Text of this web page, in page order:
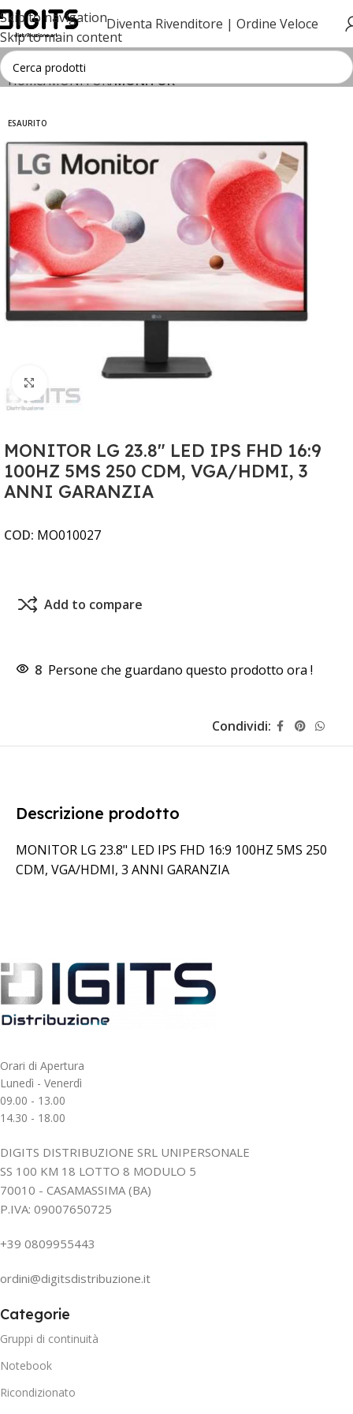
Skip to navigation
Skip to main content
Diventa Rivenditore | Ordine Veloce
Home MONITOR MONITOR
ESAURITO
Clicca per ingrandire
MONITOR LG 23.8" LED IPS FHD 16:9
100HZ 5MS 250 CDM, VGA/HDMI, 3
ANNI GARANZIA
COD: MO010027
Add to compare
8 Persone che guardano questo prodotto ora !
Condividi:
Descrizione prodotto
MONITOR LG 23.8" LED IPS FHD 16:9 100HZ 5MS 250
CDM, VGA/HDMI, 3 ANNI GARANZIA
Orari di Apertura
Lunedì - Venerdì
09.00 - 13.00
14.30 - 18.00
DIGITS DISTRIBUZIONE SRL UNIPERSONALE
SS 100 KM 18 LOTTO 8 MODULO 5
70010 - CASAMASSIMA (BA)
P.IVA: 09007650725
+39 0809955443
ordini@digitsdistribuzione.it
Categorie
Gruppi di continuità
Notebook
Ricondizionato